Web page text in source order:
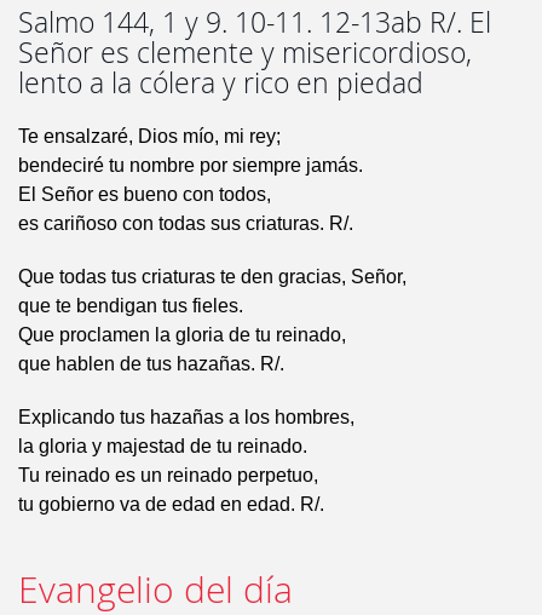
Salmo 144, 1 y 9. 10-11. 12-13ab R/. El
Señor es clemente y misericordioso,
lento a la cólera y rico en piedad
Te ensalzaré, Dios mío, mi rey;
bendeciré tu nombre por siempre jamás.
El Señor es bueno con todos,
es cariñoso con todas sus criaturas. R/.
Que todas tus criaturas te den gracias, Señor,
que te bendigan tus fieles.
Que proclamen la gloria de tu reinado,
que hablen de tus hazañas. R/.
Explicando tus hazañas a los hombres,
la gloria y majestad de tu reinado.
Tu reinado es un reinado perpetuo,
tu gobierno va de edad en edad. R/.
Evangelio del día